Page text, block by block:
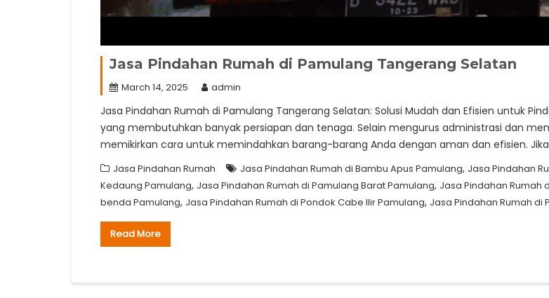
Jasa Pindahan Rumah di Pamulang Tangerang Selatan
March 14, 2025 admin
Jasa Pindahan Rumah di Pamulang Tangerang Selatan: Solusi Mudah dan Efisien untuk
yang membutuhkan banyak persiapan dan tenaga. Selain mengurus administrasi dan
memikirkan cara untuk memindahkan barang-barang Anda dengan aman dan efisien.
Jasa Pindahan Rumah Jasa Pindahan Rumah di Bambu Apus Pamulang, Jasa Pindahan
Kedaung Pamulang, Jasa Pindahan Rumah di Pamulang Barat Pamulang, Jasa Pindahan Rumah
benda Pamulang, Jasa Pindahan Rumah di Pondok Cabe Ilir Pamulang, Jasa Pindahan Rumah di
Read More